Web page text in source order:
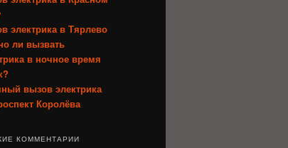
электрика в Тярлево
ли вызвать
в ночное время
вызов электрика
Королёва
КОММЕНТАРИИ